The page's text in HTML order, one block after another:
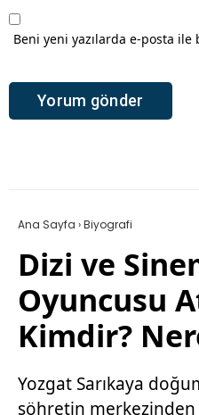
Beni yeni yazılarda e-posta
Ana Sayfa ›Biyografi
Dizi ve
Oyuncusu
Kimdir?
Yozgat Sarıkaya
şöhretin merkezinden